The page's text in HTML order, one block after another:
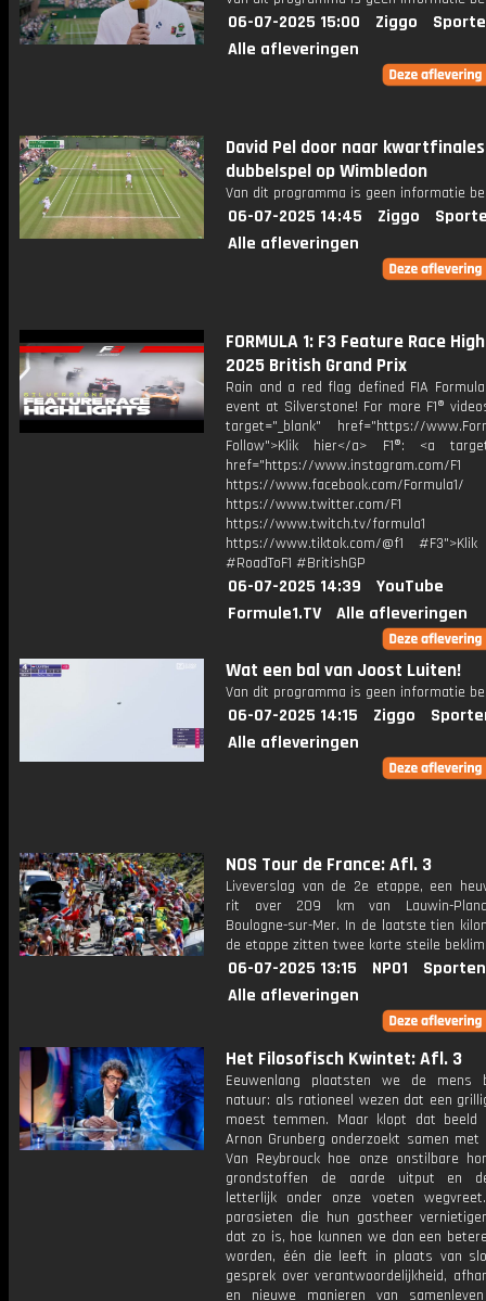
06-07-2025 15:00 Ziggo
Alle afleveringen
David Pel door naar kwartfinales
dubbelspel op Wimbledon
Van dit programma is geen informatie
06-07-2025 14:45 Ziggo
Alle afleveringen
FORMULA 1: F3 Feature Race
2025 British Grand Prix
Rain and a red flag defined FIA
event at Silverstone! For more F1®
target="_blank" href="https://
Follow">Klik hier</a> F1®: <a
href="https://www.instagram.com/F1
https://www.facebook.com/Formula1/
https://www.twitter.com/F1
https://www.twitch.tv/formula1
https://www.tiktok.com/@f1
#RoadToF1 #BritishGP
06-07-2025 14:39
YouTube
Formule1.TV
Alle afleveringen
Wat een bal van Joost Luiten!
Van dit programma is geen informatie
06-07-2025 14:15 Ziggo
Alle afleveringen
NOS Tour de France: Afl. 3
Liveverslag van de 2e etappe, een
rit over 209 km van Lauwin-
Boulogne-sur-Mer. In de laatste tien
de etappe zitten twee korte steile
06-07-2025 13:15 NPO1
Alle afleveringen
Het Filosofisch Kwintet: Afl. 3
Eeuwenlang plaatsten we de mens
natuur: als rationeel wezen dat een
moest temmen. Maar klopt dat beeld
Arnon Grunberg onderzoekt samen met
Van Reybrouck hoe onze onstilbare
grondstoffen de aarde uitput en
letterlijk onder onze voeten
parasieten die hun gastheer
dat zo is, hoe kunnen we dan een
worden, één die leeft in plaats van
gesprek over verantwoordelijkheid,
en nieuwe manieren van